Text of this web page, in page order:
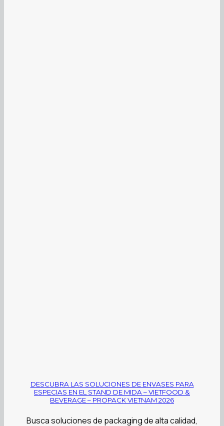
DESCUBRA LAS SOLUCIONES DE ENVASES PARA
ESPECIAS EN EL STAND DE MIDA – VIETFOOD &
BEVERAGE – PROPACK VIETNAM 2026
Busca soluciones de packaging de alta calidad,